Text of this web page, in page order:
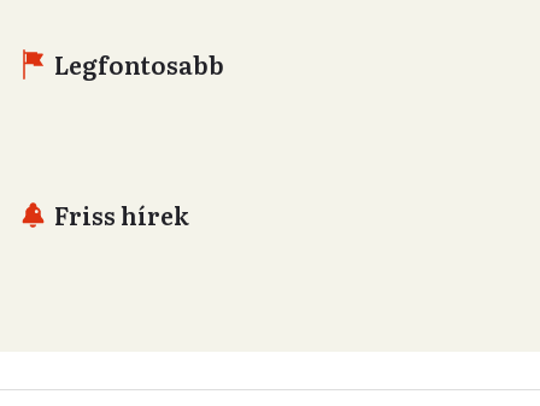
Legfontosabb
Friss hírek